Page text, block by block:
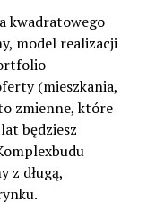
kwadratowego
model realizacji
(mieszkania,
zmienne, które
będziesz
z długą,